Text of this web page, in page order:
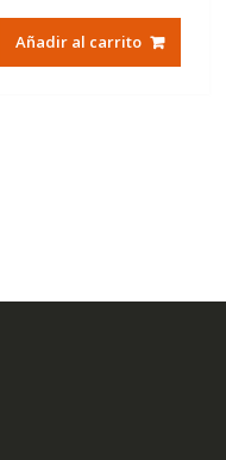
original
era:
actual
es:
Añadir al carrito